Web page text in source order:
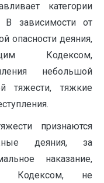
категории
зависимости от
опасности деяния,
Кодексом,
небольшой
тяжести, тяжкие
признаются
деяния, за
наказание,
Кодексом, не